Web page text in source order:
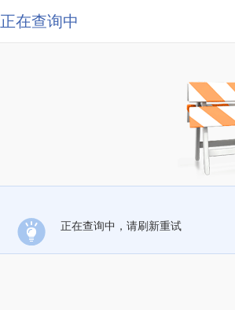
正在查询中
正在查询中，请刷新重试